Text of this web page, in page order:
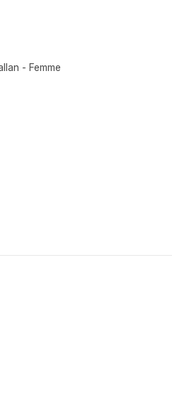
- Femme